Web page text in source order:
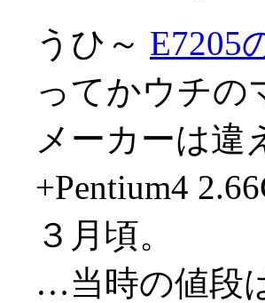
うひ～ E7205
ってかウチの
メーカーは違
+Pentium4
３月頃。
…当時の値段